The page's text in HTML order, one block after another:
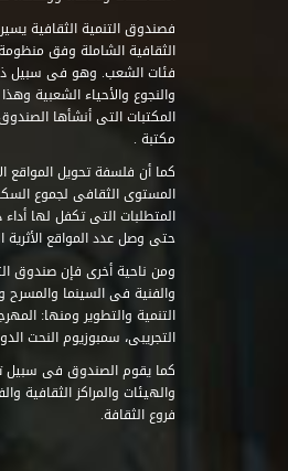
فصندوق التنمية الثقافية
الثقافية الشاملة وفق
فئات الشعب. وهو فى سبيل ذلك
والنجوع والأحياء الشعبية
مكتبة .
كما أن فلسفة تحويل المواقع
المستوى الثقافى لجموع
حتى وصل عدد المواقع الأثرية
ومن ناحية أخرى فإن صندوق
والفنية فى السينما
التنمية والتطوير ومنها:
التجريبى، سمبوزيوم النحت
كما يقوم الصندوق فى سبيل
والهيئات والمراكز الثقافية
فروع الثقافة.